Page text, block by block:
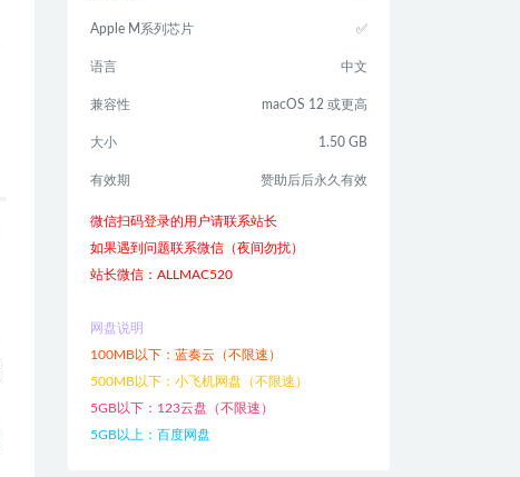
Apple M系列芯片 ✅
语言 中文
兼容性 macOS 12 或更高
大小 1.50 GB
有效期 赞助后后永久有效
微信扫码登录的用户请联系站长
如果遇到问题联系微信（夜间勿扰）
站长微信：ALLMAC520
网盘说明
100MB以下：蓝奏云（不限速）
500MB以下：小飞机网盘（不限速）
5GB以下：123云盘（不限速）
5GB以上：百度网盘